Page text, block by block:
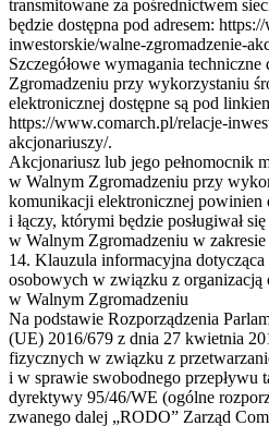
transmitowane za pośrednictwem
będzie dostępna pod adresem:
inwestorskie/walne-zgromadzenie-
Szczegółowe wymagania
Zgromadzeniu przy wykorzystaniu
elektronicznej dostępne są pod
https://www.comarch.pl/relacje-
akcjonariuszy/.
Akcjonariusz lub jego pełnomocnik
w Walnym Zgromadzeniu przy
komunikacji elektronicznej powinien
i łączy, którymi będzie posługiwał
w Walnym Zgromadzeniu w
14. Klauzula informacyjna dotycząca
osobowych w związku z organizacją
w Walnym Zgromadzeniu
Na podstawie Rozporządzenia
(UE) 2016/679 z dnia 27 kwietnia
fizycznych w związku z
i w sprawie swobodnego przepływu
dyrektywy 95/46/WE (ogólne
zwanego dalej „RODO” Zarząd